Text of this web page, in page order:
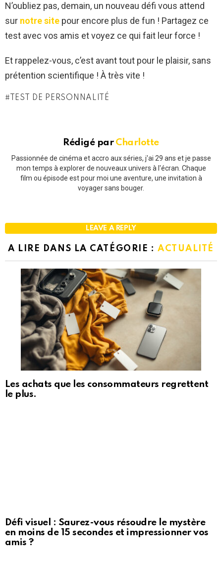
N’oubliez pas, demain, un nouveau défi vous attend
sur notre site pour encore plus de fun ! Partagez ce
test avec vos amis et voyez ce qui fait leur force !
Et rappelez-vous, c’est avant tout pour le plaisir, sans
prétention scientifique ! À très vite !
TEST DE PERSONNALITÉ
Rédigé par Charlotte
Passionnée de cinéma et accro aux séries, j'ai 29 ans et je passe
mon temps à explorer de nouveaux univers à l'écran. Chaque
film ou épisode est pour moi une aventure, une invitation à
voyager sans bouger.
LEAVE A REPLY
A LIRE DANS LA CATÉGORIE : ACTUALITÉ
Les achats que les consommateurs regrettent
le plus.
Défi visuel : Saurez-vous résoudre le mystère
en moins de 15 secondes et impressionner vos
amis ?